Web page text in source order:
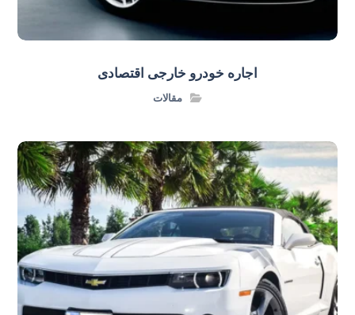
اجاره خودرو خارجی اقتصادی
مقالات